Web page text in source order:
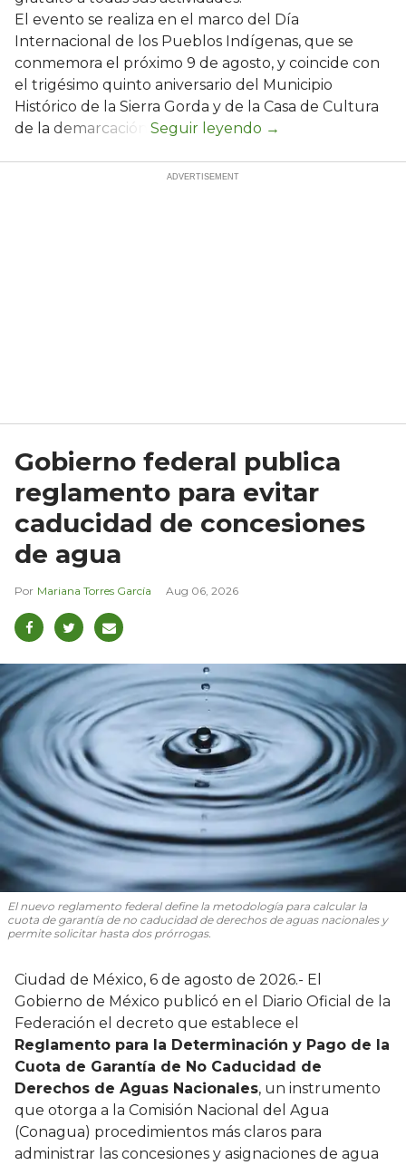
El evento se realiza en el marco del Día
Internacional de los Pueblos Indígenas, que se
conmemora el próximo 9 de agosto, y coincide con
el trigésimo quinto aniversario del Municipio
Histórico de la Sierra Gorda y de la Casa de Cultura
de la demarcación.
Gobierno federal publica
reglamento para evitar
caducidad de concesiones
de agua
Mariana Torres García Aug 06, 2026
El nuevo reglamento federal define la metodología para calcular la
cuota de garantía de no caducidad de derechos de aguas nacionales y
permite solicitar hasta dos prórrogas.
Ciudad de México, 6 de agosto de 2026.- El
Gobierno de México publicó en el Diario Oficial de la
Federación el decreto que establece el
Reglamento para la Determinación y Pago de la
Cuota de Garantía de No Caducidad de
Derechos de Aguas Nacionales, un instrumento
que otorga a la Comisión Nacional del Agua
(Conagua) procedimientos más claros para
administrar las concesiones y asignaciones de agua